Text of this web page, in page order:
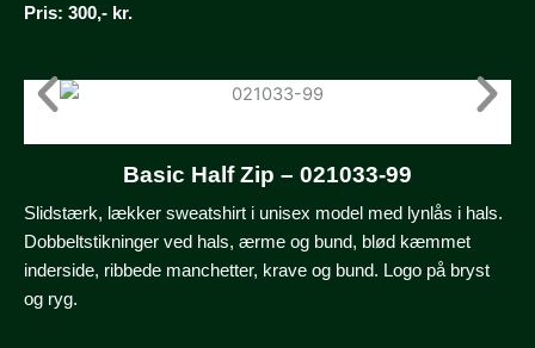
Pris: 300,- kr.
Basic Half Zip – 021033-99
Slidstærk, lækker sweatshirt i unisex model med lynlås i hals.
Dobbeltstikninger ved hals, ærme og bund, blød kæmmet
inderside, ribbede manchetter, krave og bund. Logo på bryst
og ryg.